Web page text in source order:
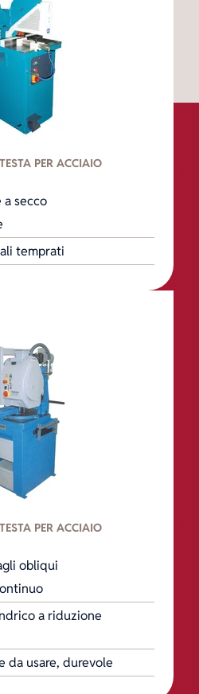
trasporto, stoccaggio
telai e superfici
di aspirazione
e presse bricchettatrici
trasporto, stoccaggio
usate
fissaggio
prodotti
per la lavorazione dei
due teste
CNC per la lavorazione di profili
e taglio CNC
nastro
monotesta per alluminio
monotesta per acciaio
trasporto, stoccaggio
PER ACCIAIO
a secco
temprati
PER ACCIAIO
obliqui
a riduzione
da usare, durevole